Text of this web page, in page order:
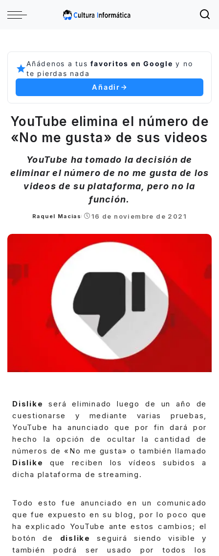
Añádenos a tusfavoritos en Google y no
te pierdas nada
Añadir
YouTube elimina el número de
«No me gusta» de sus videos
YouTube ha tomado la decisión de
eliminar el número de no me gusta de los
videos de su plataforma, pero no la
función.
Posted
Raquel Macias 16 de noviembre de 2021
Dislike
será eliminado luego de un año de
cuestionarse y mediante varias pruebas,
YouTube ha anunciado que por fin dará por
hecho la opción de ocultar la cantidad de
números de «No me gusta» o también llamado
Dislike
que reciben los vídeos subidos a
dicha plataforma de streaming.
Todo esto fue anunciado en un comunicado
que fue expuesto en su blog, por lo poco que
ha explicado YouTube ante estos cambios; el
botón de dislike
seguirá siendo visible y
también podrá ser usado por todos los